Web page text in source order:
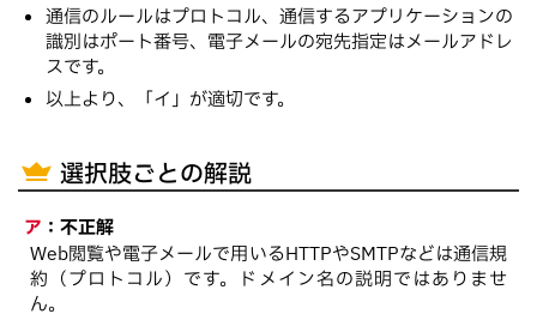
通信のルールはプロトコル、通信するアプリケーションの
識別はポート番号、電子メールの宛先指定はメールアドレ
スです。
以上より、「イ」が適切です。
選択肢ごとの解説
ア ： 不正解
Web閲覧や電子メールで用いるHTTPやSMTPなどは通信規
約（プロトコル）です。ドメイン名の説明ではありませ
ん。